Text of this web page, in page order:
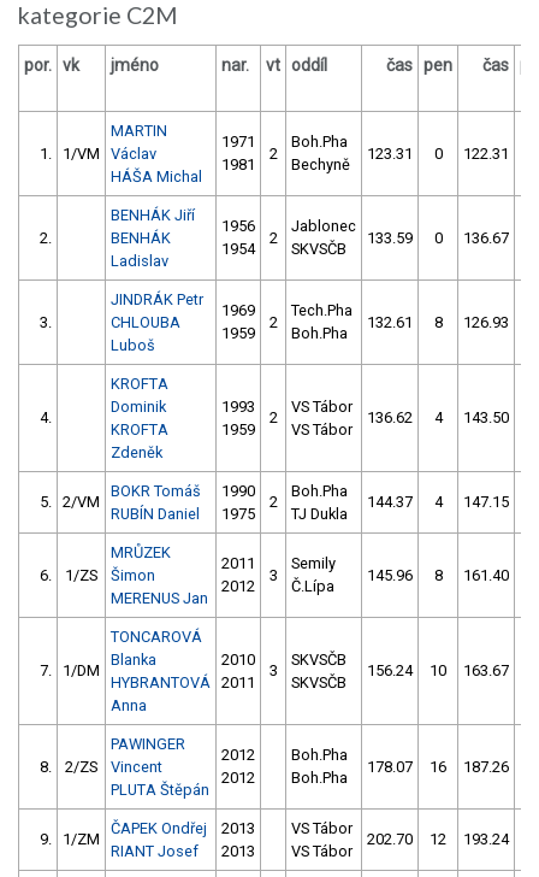
kategorie C2M
por. vk jméno nar. vt oddíl čas pen čas
1. 1/VM
MARTIN
Václav
HÁŠA Michal
1971
1981
2
Boh.Pha
Bechyně
123.31 0 122.31
2.
BENHÁK Jiří
BENHÁK
Ladislav
1956
1954
2
Jablonec
SKVSČB
133.59 0 136.67
3.
JINDRÁK Petr
CHLOUBA
Luboš
1969
1959
2
Tech.Pha
Boh.Pha
132.61 8 126.93
4.
KROFTA
Dominik
KROFTA
Zdeněk
1993
1959
2
VS Tábor
VS Tábor
136.62 4 143.50
5. 2/VM
BOKR Tomáš
RUBÍN Daniel
1990
1975
2
Boh.Pha
TJ Dukla
144.37 4 147.15
6. 1/ZS
MRŮZEK
Šimon
MERENUS Jan
2011
2012
3
Semily
Č.Lípa
145.96 8 161.40
7. 1/DM
TONCAROVÁ
Blanka
HYBRANTOVÁ
Anna
2010
2011
3
SKVSČB
SKVSČB
156.24 10 163.67
8. 2/ZS
PAWINGER
Vincent
PLUTA Štěpán
2012
2012
Boh.Pha
Boh.Pha
178.07 16 187.26
9. 1/ZM
ČAPEK Ondřej
RIANT Josef
2013
2013
VS Tábor
VS Tábor
202.70 12 193.24